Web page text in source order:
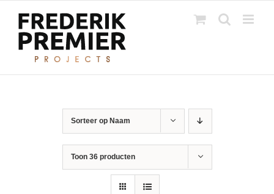
inhoud
Sorteer op Naam
Toon 36 producten